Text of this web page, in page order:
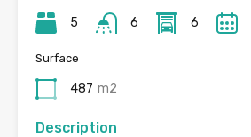
5 6 6
Surface
487 m2
Description